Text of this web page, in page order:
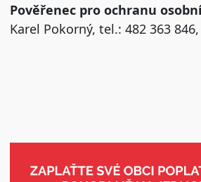
Pověřenec pro ochranu
Karel Pokorný, tel.: 482 363